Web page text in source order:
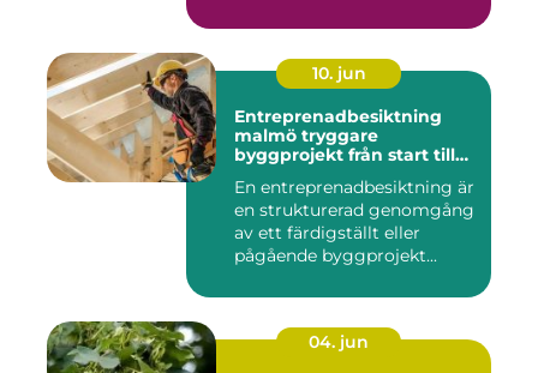
10. jun
Entreprenadbesiktning
malmö tryggare
byggprojekt från start till
En entreprenadbesiktning är
en strukturerad genomgång
av ett färdigställt eller
pågående byggprojekt...
04. jun